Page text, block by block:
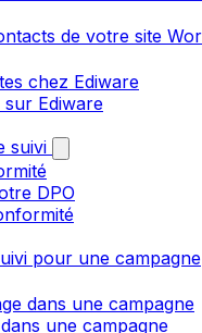
de votre site
chez Ediware
sur Ediware
suivi
DPO
pour une campagne
dans une campagne
une campagne